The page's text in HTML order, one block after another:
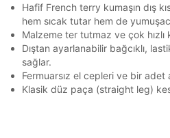
Hafif French terry kumaşın dış
hem sıcak tutar hem de
Malzeme ter tutmaz ve çok hızlı
Dıştan ayarlanabilir bağcıklı,
sağlar.
Fermuarsız el cepleri ve bir
Klasik düz paça (straight leg)
E-mail
Çağrı Merkezi / Arama
Kişisel verilerimin Doğuş
markalara ait ürünlerin
Doğuş Grubu şirketlerinde